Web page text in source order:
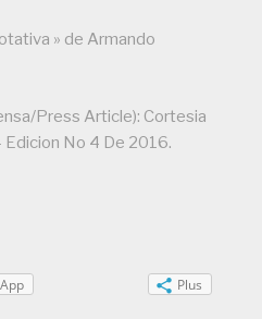
» de Armando
Press Article): Cortesia
Edicion No 4 De 2016.
Plus